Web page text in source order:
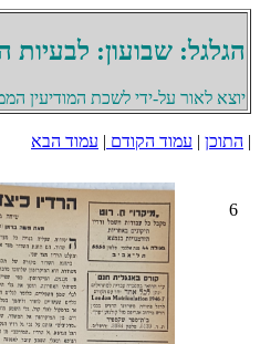
הגלגל: שבועון: לבעיות
יוצא לאור על-ידי לשכת המודיעין
| התוכן | עמוד הקודם | עמוד הבא
6